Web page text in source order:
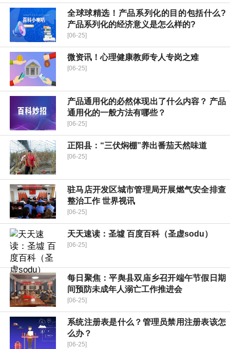
全球球精选！产品系列化的目的包括什么?
产品系列化的经济意义是怎么样的?
[06-25]
微资讯！心理健康教师专人专岗之难
[06-25]
产品通用化的必然体现出了什么内容？ 产品
通用化的一般方法有哪些？
[06-25]
​正阳县：“三伏焖棚”养出番茄天然味道
[06-25]
驻马店开发区城市管理局开展燃气安全排查
整治工作 世界视讯
[06-25]
天天速读：圣墟 百度百科（圣虚sodu）
[06-25]
每日聚焦：平舆县双庙乡召开端午节假日期
间预防未成年人溺亡工作推进会
[06-25]
系统注册表是什么？管理员禁用注册表该怎
么办？
[06-25]